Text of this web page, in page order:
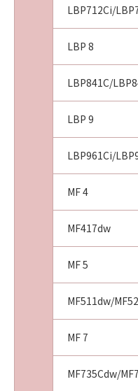
LBP712Ci/
LBP 8
LBP841C/
LBP 9
LBP961Ci/
MF 4
MF417dw
MF 5
MF511dw/
MF 7
MF735Cdw/